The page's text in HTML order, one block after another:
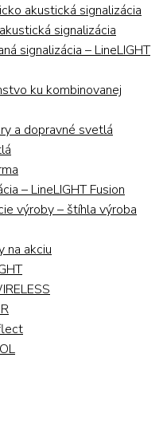
akustická signalizácia
signalizácia
signalizácia – LineLIGHT
ku kombinovanej
a dopravné svetlá
– LineLIGHT Fusion
výroby – štíhla výroba
na akciu